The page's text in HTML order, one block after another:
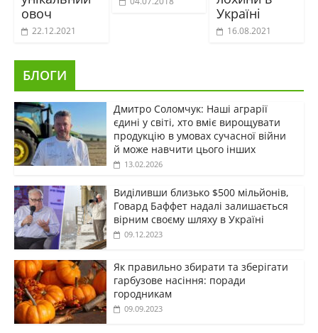
овоч
22.12.2021
Україні
16.08.2021
БЛОГИ
Дмитро Соломчук: Наші аграрії
єдині у світі, хто вміє вирощувати
продукцію в умовах сучасної війни
й може навчити цього інших
13.02.2026
Виділивши близько $500 мільйонів,
Говард Баффет надалі залишається
вірним своєму шляху в Україні
09.12.2023
Як правильно збирати та зберігати
гарбузове насіння: поради
городникам
09.09.2023